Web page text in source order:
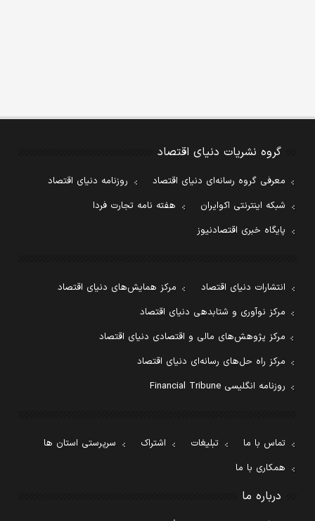
گروه نشریات دنیای اقتصاد
معرفی گروه رسانه‌ای دنیای اقتصاد
روزنامه دنیای اقتصاد
شبکه اینترنتی اکوایران
هفته نامه تجارت فردا
پایگاه خبری اقتصادنیوز
انتشارات دنیای اقتصاد
مرکز همایش‌های دنیای اقتصاد
مرکز نوآوری و شتابدهی دنیای اقتصاد
مرکز پژوهش‌های مالی و اقتصادی دنیای اقتصاد
مرکز راه حل‌های رسانه‌ای دنیای اقتصاد
روزنامه انگلیسی Financial Tribune
تماس با ما تبلیغات اشتراک
سرپرستی استان ها
همکاری با ما
درباره ما